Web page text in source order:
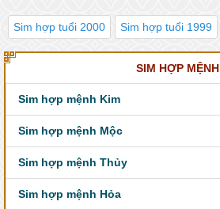
Sim hợp tuổi 2000 Sim hợp tuổi 1999
SIM HỢP MỆNH
Sim hợp mệnh Kim
Sim hợp mệnh Mộc
Sim hợp mệnh Thủy
Sim hợp mệnh Hỏa